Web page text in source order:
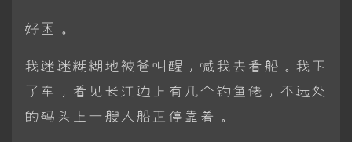
好困。
我迷迷糊糊地被爸叫醒，喊我去看船。我下
了车，看见长江边上有几个钓鱼佬，不远处
的码头上一艘大船正停靠着。